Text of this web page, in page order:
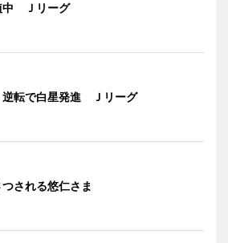
中 Ｊリーグ
逆転で白星発進 Ｊリーグ
される悠仁さま